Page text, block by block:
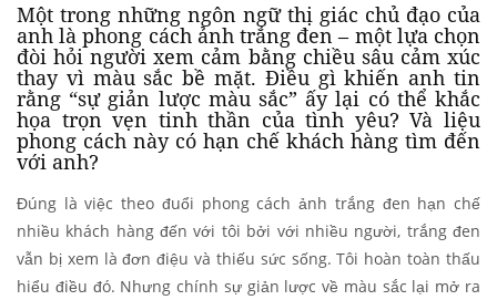
Một trong những ngôn ngữ thị giác chủ đạo của
anh là phong cách ảnh trắng đen – một lựa chọn
đòi hỏi người xem cảm bằng chiều sâu cảm xúc
thay vì màu sắc bề mặt. Điều gì khiến anh tin
rằng “sự giản lược màu sắc” ấy lại có thể khắc
họa trọn vẹn tinh thần của tình yêu? Và liệu
phong cách này có hạn chế khách hàng tìm đến
với anh?
Đúng là việc theo đuổi phong cách ảnh trắng đen hạn chế
nhiều khách hàng đến với tôi bởi với nhiều người, trắng đen
vẫn bị xem là đơn điệu và thiếu sức sống. Tôi hoàn toàn thấu
hiểu điều đó. Nhưng chính sự giản lược về màu sắc lại mở ra